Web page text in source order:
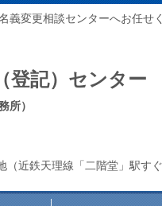
義変更相談センターへお任せ
登記）センター
所）
（近鉄天理線「二階堂」駅す